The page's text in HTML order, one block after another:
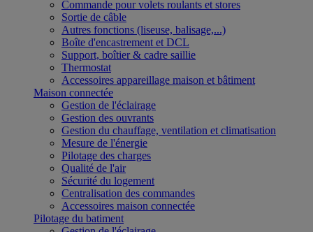
Commande pour volets roulants et stores
Sortie de câble
Autres fonctions (liseuse, balisage,...)
Boîte d'encastrement et DCL
Support, boîtier & cadre saillie
Thermostat
Accessoires appareillage maison et bâtiment
Maison connectée
Gestion de l'éclairage
Gestion des ouvrants
Gestion du chauffage, ventilation et climatisation
Mesure de l'énergie
Pilotage des charges
Qualité de l'air
Sécurité du logement
Centralisation des commandes
Accessoires maison connectée
Pilotage du batiment